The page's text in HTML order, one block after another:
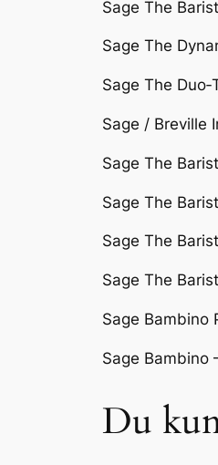
Sage The
Sage The
Sage The
Sage / Breville
Sage The
Sage The
Sage The
Sage The
Sage Bambino
Sage Bambino
Du